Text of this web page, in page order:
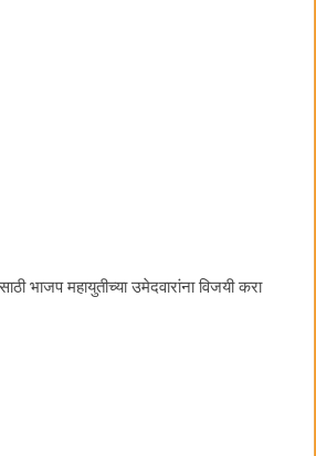
भाजप महायुतीच्या उमेदवारांना विजयी करा